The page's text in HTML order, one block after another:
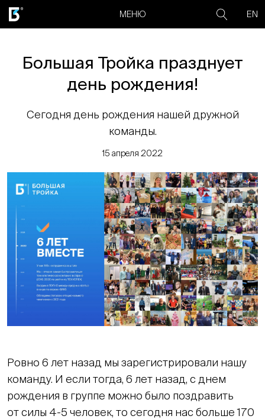
МЕНЮ EN
Большая Тройка празднует
день рождения!
Сегодня день рождения нашей дружной
команды.
15 апреля 2022
Ровно 6 лет назад мы зарегистрировали нашу
команду. И если тогда, 6 лет назад, с днем
рождения в группе можно было поздравить
от силы 4-5 человек, то сегодня нас больше 170